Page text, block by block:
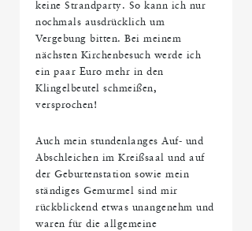
keine Strandparty. So kann ich nur
nochmals ausdrücklich um
Vergebung bitten. Bei meinem
nächsten Kirchenbesuch werde ich
ein paar Euro mehr in den
Klingelbeutel schmeißen,
versprochen!
Auch mein stundenlanges Auf- und
Abschleichen im Kreißsaal und auf
der Geburtenstation sowie mein
ständiges Gemurmel sind mir
rückblickend etwas unangenehm und
waren für die allgemeine